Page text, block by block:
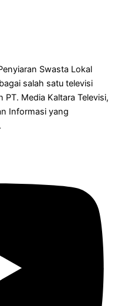
Swasta Lokal
salah satu televisi
Media Kaltara Televisi,
Informasi yang